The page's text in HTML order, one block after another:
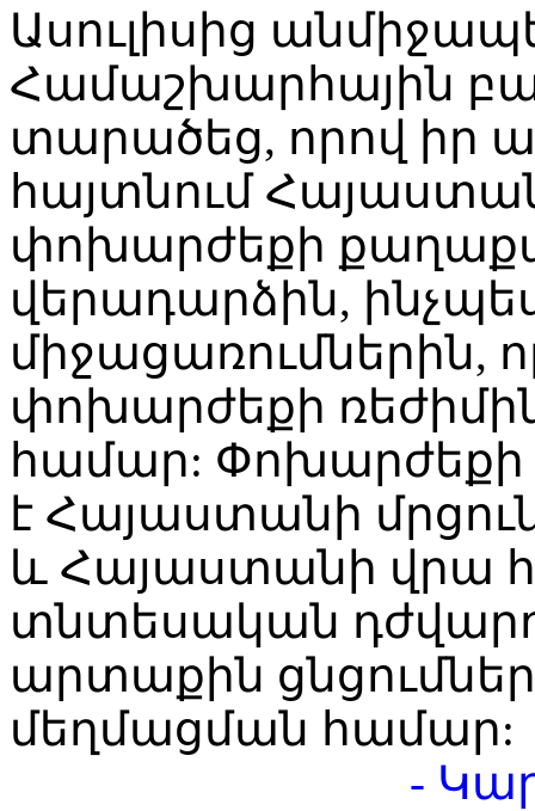
Ասուլիսից
Համաշխարհային
տարածեց, որով իր
հայտնում
փոխարժեքի
վերադարձին,
միջացառումներին,
փոխարժեքի
համար: Փոխարժեքի
է Հայաստանի
և Հայաստանի վրա
տնտեսական
արտաքին
մեղմացման համար:
-